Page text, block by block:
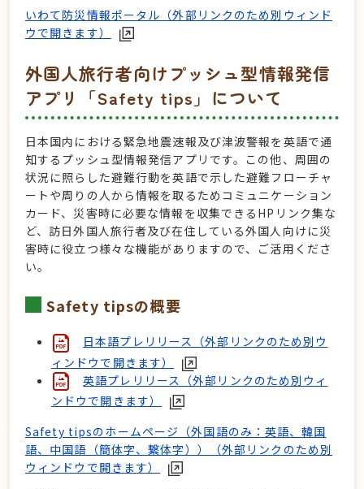
いわて防災情報ポータル（外部リンクのため別ウィンド
ウで開きます）
外国人旅行者向けプッシュ型情報発信
アプリ「Safety tips」について
日本国内における緊急地震速報及び津波警報を英語で通
知するプッシュ型情報発信アプリです。この他、周囲の
状況に照らした避難行動を英語で示した避難フローチャ
ートや周りの人から情報を取るためコミュニケーション
カード、災害時に必要な情報を収集できるHPリンク集な
ど、訪日外国人旅行者及び在住している外国人向けに災
害時に役立つ様々な機能がありますので、ご活用くださ
い。
Safety tipsの概要
日本語プレリリース（外部リンクのため別ウ
ィンドウで開きます）
英語プレリリース（外部リンクのため別ウィ
ンドウで開きます）
Safety tipsのホームページ（外国語のみ：英語、韓国
語、中国語（簡体字、繋体字））（外部リンクのため別
ウィンドウで開きます）